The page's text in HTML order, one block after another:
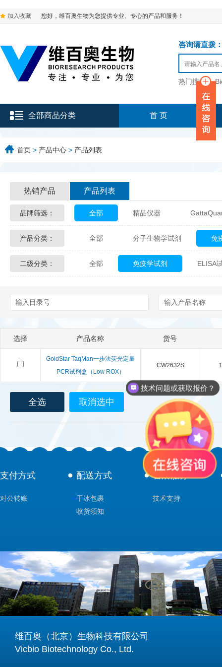
加入收藏 您好，维百奥生物为您提供专业、专心的产品和服务！
咨询请直拨
热门搜索：
全部商品分类 首 页
首页 > 产品中心 > 产品列表
热销产品 产品列表
品牌筛选： 全部 精品仪器
Glycon Biochem Sterlitech
Echelon Biosciences Verichem
Biotez Berlin Diametra
Berry & Associates Zedira
LGC Maine Standards Biolife
AbD Serotec
产品分类： 全部 分子生物学试剂 免
化学及生物化学试剂 材料学试剂
二级分类： 全部 免疫学试剂 ELISA
选择 产品名称 货号
GoldStar TaqMan一步法荧光定量
PCR试剂盒（Low ROX）
CW2632S
全选 取消选中
支付方式
对公转账
配送方式
干冰包裹
收货须知
售后服务
技术支持
维百奥（北京）生物科技有限公司
Vicbio Biotechnology Co., Ltd.
技术问题或获取报价？